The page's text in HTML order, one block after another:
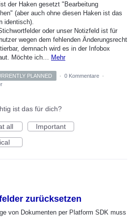
der Haken gesetzt "Bearbeitung
(aber auch ohne diesen Haken ist das
identisch).
oder unser Notizfeld ist für
wegen dem fehlenden Änderungsrecht
demnach wird es in der Infobox
Möchte ich… Mehr
PLANNED · 0 Kommentare
·
ist das für dich?
all
Important
zurücksetzen
von Dokumenten per Platform SDK muss